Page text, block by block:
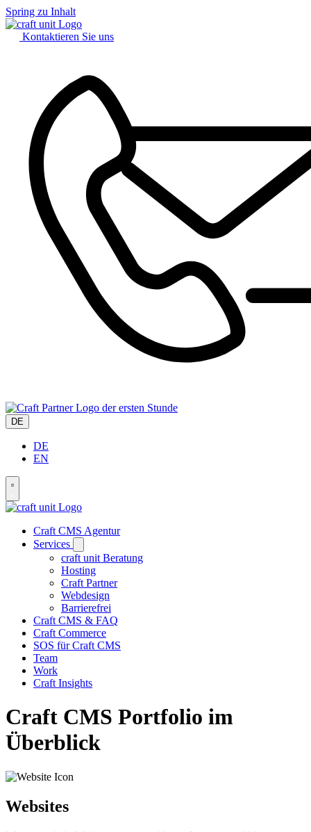
Spring zu Inhalt
Kontaktieren Sie uns
der ersten Stunde
DE
DE
EN
Craft CMS Agentur
Services
craft unit Beratung
Hosting
Craft Partner
Webdesign
Barrierefrei
Craft CMS & FAQ
Craft Commerce
SOS für Craft CMS
Team
Work
Craft Insights
Craft CMS Portfolio im
Überblick
Websites